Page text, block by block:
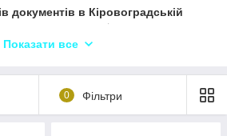
документів в Кіровоградській
звернень, запитів, тощо
Кіровоградській області у судах
області -
розірвання
про дітей, розподіл майна
Показати все
0 Фільтри